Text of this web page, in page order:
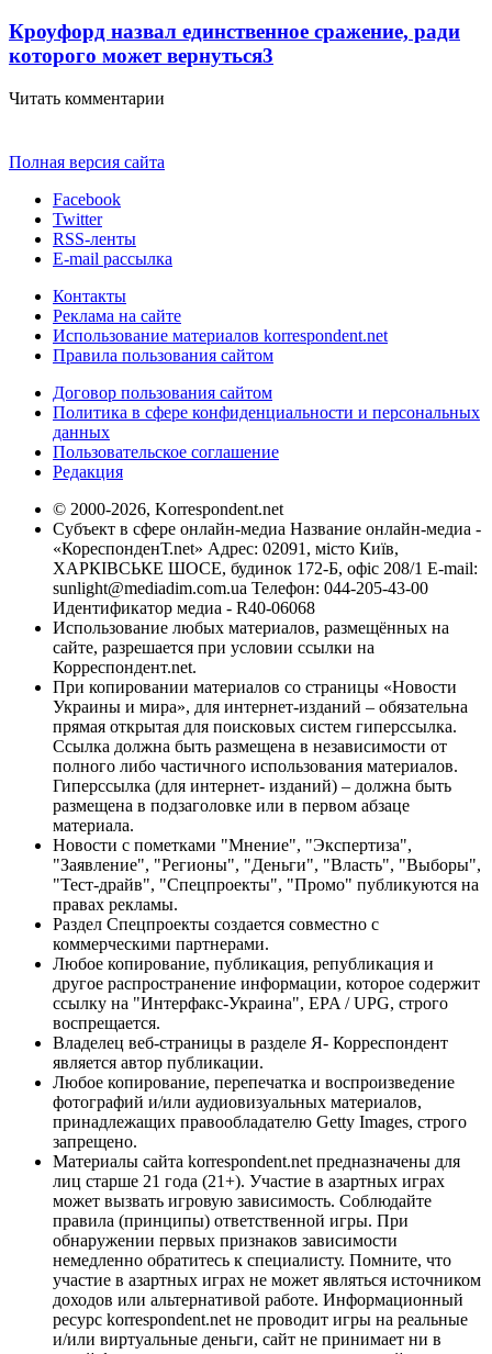
Кроуфорд назвал единственное сражение, ради
которого может вернуться3
Читать комментарии
Полная версия сайта
Facebook
Twitter
RSS-ленты
E-mail рассылка
Контакты
Реклама на сайте
Использование материалов korrespondent.net
Правила пользования сайтом
Договор пользования сайтом
Политика в сфере конфиденциальности и персональных
данных
Пользовательское соглашение
Редакция
© 2000-2026, Korrespondent.net
Субъект в сфере онлайн-медиа Название онлайн-медиа -
«КореспонденТ.net» Адрес: 02091, місто Київ,
ХАРКІВСЬКЕ ШОСЕ, будинок 172-Б, офіс 208/1 E-mail:
sunlight@mediadim.com.ua Телефон: 044-205-43-00
Идентификатор медиа - R40-06068
Использование любых материалов, размещённых на
сайте, разрешается при условии ссылки на
Корреспондент.net.
При копировании материалов со страницы «Новости
Украины и мира», для интернет-изданий – обязательна
прямая открытая для поисковых систем гиперссылка.
Ссылка должна быть размещена в независимости от
полного либо частичного использования материалов.
Гиперссылка (для интернет- изданий) – должна быть
размещена в подзаголовке или в первом абзаце
материала.
Новости с пометками "Мнение", "Экспертиза",
"Заявление", "Регионы", "Деньги", "Власть", "Выборы",
"Тест-драйв", "Спецпроекты", "Промо" публикуются на
правах рекламы.
Раздел Спецпроекты создается совместно с
коммерческими партнерами.
Любое копирование, публикация, републикация и
другое распространение информации, которое содержит
ссылку на "Интерфакс-Украина", EPA / UPG, строго
воспрещается.
Владелец веб-страницы в разделе Я- Корреспондент
является автор публикации.
Любое копирование, перепечатка и воспроизведение
фотографий и/или аудиовизуальных материалов,
принадлежащих правообладателю Getty Images, строго
запрещено.
Материалы сайта korrespondent.net предназначены для
лиц старше 21 года (21+). Участие в азартных играх
может вызвать игровую зависимость. Соблюдайте
правила (принципы) ответственной игры. При
обнаружении первых признаков зависимости
немедленно обратитесь к специалисту. Помните, что
участие в азартных играх не может являться источником
доходов или альтернативой работе. Информационный
ресурс korrespondent.net не проводит игры на реальные
и/или виртуальные деньги, сайт не принимает ни в